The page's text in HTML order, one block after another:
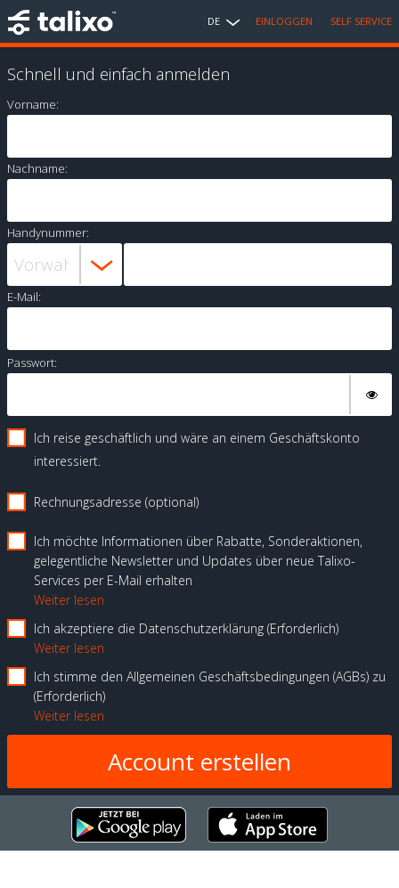
DE EINLOGGEN SELF SERVICE
Schnell und einfach anmelden
Vorname:
Nachname:
Handynummer:
E-Mail:
Passwort:
Ich reise geschäftlich und wäre an einem Geschäftskonto
interessiert.
Rechnungsadresse (optional)
Ich möchte Informationen über Rabatte, Sonderaktionen,
gelegentliche Newsletter und Updates über neue Talixo-
Services per E-Mail erhalten
Weiter lesen
Ich akzeptiere die Datenschutzerklärung Erforderlich
Weiter lesen
Ich stimme den Allgemeinen Geschäftsbedingungen (AGBs) zu
Erforderlich
Weiter lesen